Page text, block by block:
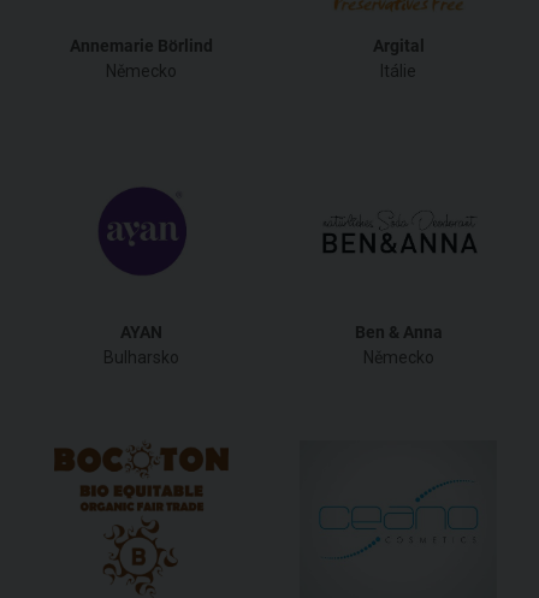
Annemarie Börlind
Německo
Argital
Itálie
AYAN
Bulharsko
Ben & Anna
Německo